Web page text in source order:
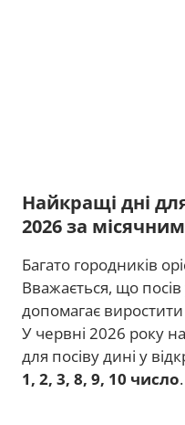
Найкращі дні
2026 за
Багато городників
Вважається, що посів
допомагає
У червні 2026 року
для посіву дині у
1, 2, 3, 8, 9, 10 число.